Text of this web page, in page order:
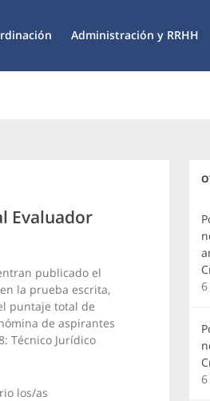
Administración y RRHH
Evaluador
publicado el
la prueba escrita,
puntaje total de
de aspirantes
Técnico Jurídico
los/as